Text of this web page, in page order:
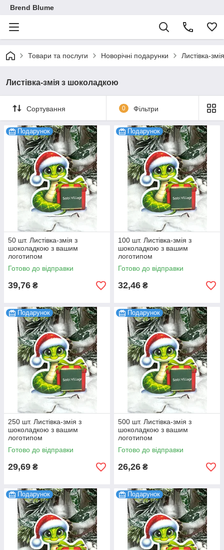
Brend Blume
Товари та послуги Новорічні подарунки Листівка-
Листівка-змія з шоколадкою
Сортування 0 Фільтри
Подарунок
50 шт. Листівка-змія з
шоколадкою з вашим
логотипом
Готово до відправки
39,76 ₴
Подарунок
100 шт. Листівка-змія з
шоколадкою з вашим
логотипом
Готово до відправки
32,46 ₴
Подарунок
250 шт. Листівка-змія з
шоколадкою з вашим
логотипом
Готово до відправки
29,69 ₴
Подарунок
500 шт. Листівка-змія з
шоколадкою з вашим
логотипом
Готово до відправки
26,26 ₴
Подарунок Подарунок